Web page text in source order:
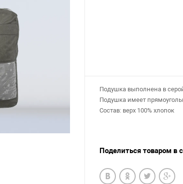
Подушка
Подушка имеет
Состав: верх 100% хлопок
Поделиться товаром в